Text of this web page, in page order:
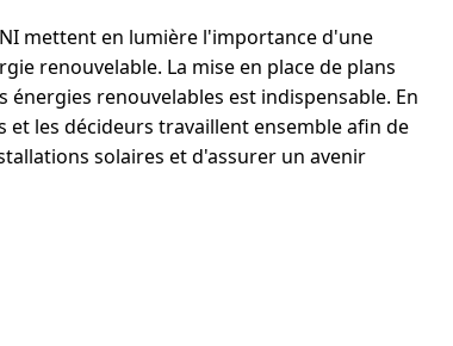
mettent en lumière l'importance d'une
renouvelable. La mise en place de plans
renouvelables est indispensable. En
les décideurs travaillent ensemble afin de
solaires et d'assurer un avenir